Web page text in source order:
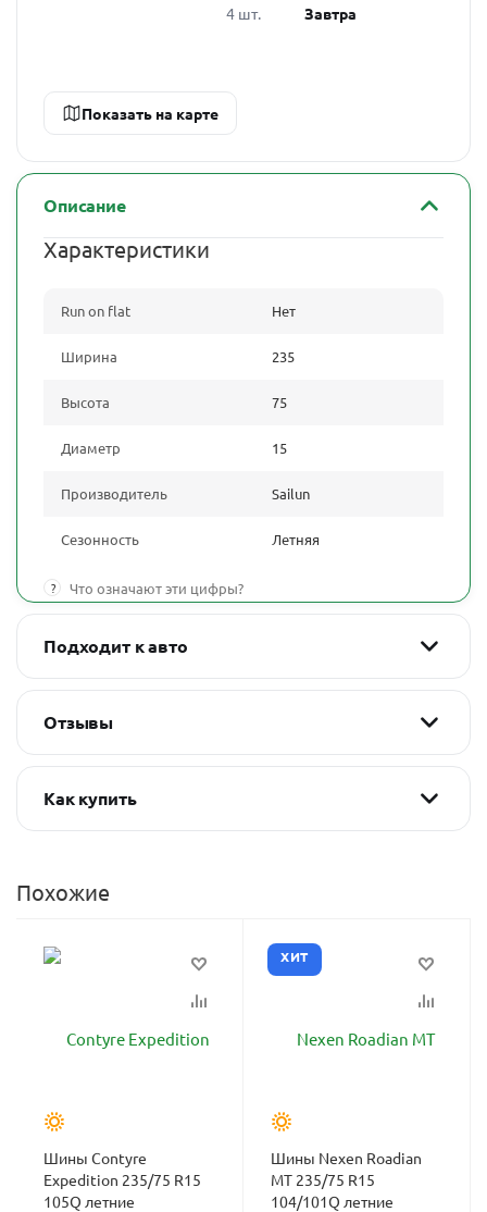
4 шт. Завтра
Показать на карте
Описание
Характеристики
Run on flat Нет
Ширина 235
Высота 75
Диаметр 15
Производитель Sailun
Сезонность Летняя
? Что означают эти цифры?
Подходит к авто
Отзывы
Как купить
Похожие
Шины Contyre
Expedition 235/75 R15
105Q летние
ХИТ
Шины Nexen Roadian
MT 235/75 R15
104/101Q летние